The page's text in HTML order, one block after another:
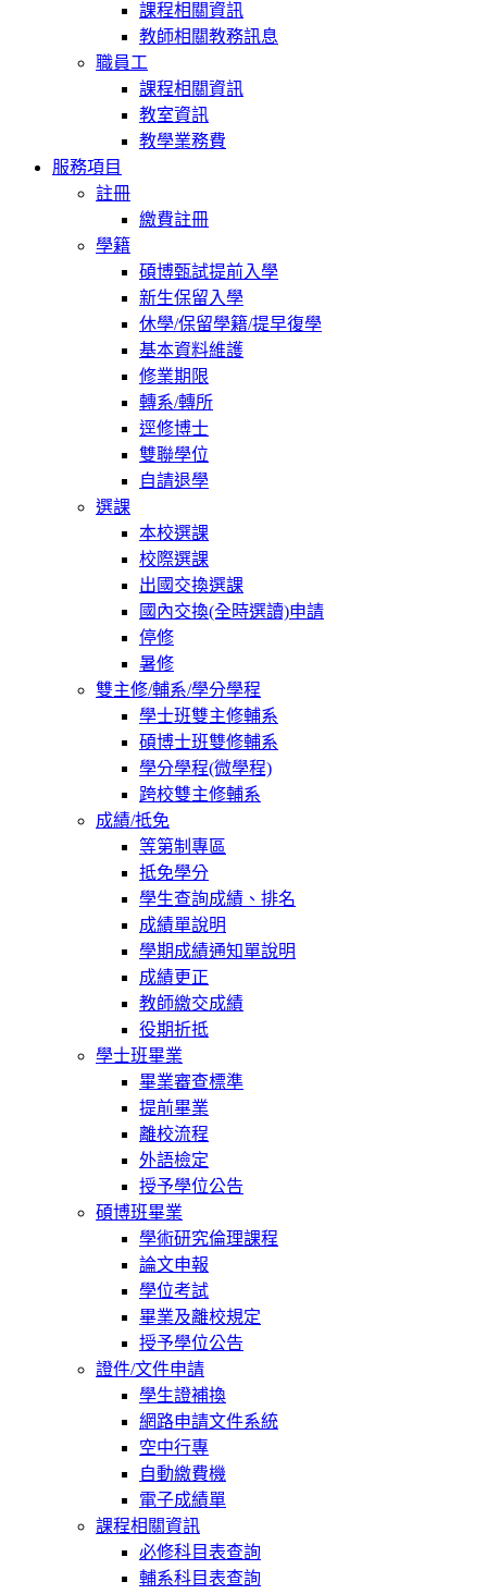
課程相關資訊
教師相關教務訊息
職員工
課程相關資訊
教室資訊
教學業務費
服務項目
註冊
繳費註冊
學籍
碩博甄試提前入學
新生保留入學
休學/保留學籍/提早復學
基本資料維護
修業期限
轉系/轉所
逕修博士
雙聯學位
自請退學
選課
本校選課
校際選課
出國交換選課
國內交換(全時選讀)申請
停修
暑修
雙主修/輔系/學分學程
學士班雙主修輔系
碩博士班雙修輔系
學分學程(微學程)
跨校雙主修輔系
成績/抵免
等第制專區
抵免學分
學生查詢成績、排名
成績單說明
學期成績通知單說明
成績更正
教師繳交成績
役期折抵
學士班畢業
畢業審查標準
提前畢業
離校流程
外語檢定
授予學位公告
碩博班畢業
學術研究倫理課程
論文申報
學位考試
畢業及離校規定
授予學位公告
證件/文件申請
學生證補換
網路申請文件系統
空中行專
自動繳費機
電子成績單
課程相關資訊
必修科目表查詢
輔系科目表查詢